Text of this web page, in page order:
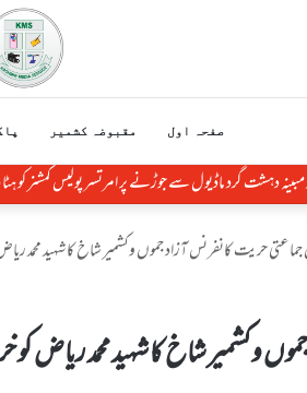
صفحہ اول مقبوضہ کشمیر
مبینہ دہشت گرد ماڈیول سے جوڑنے پر امرتسر پولیس کمشنر کو ہٹا
حریت کانفرنس آزاد جموں وکشمیر شاخ کا شہید محمد
وکشمیر شاخ کا شہید محمد ریاض